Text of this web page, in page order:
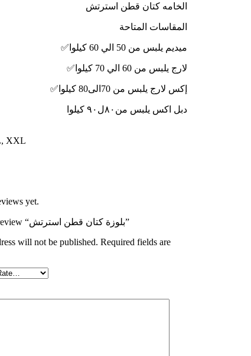
الخامه كتان قطن استرتش
المقاسات المتاحة
ميديم يلبس من 50 الي 60 كيلوا ✅
لارج يلبس من 60 الي 70 كيلوا ✅
إكس لارج يلبس من 70الى80 كيلوا ✅
دبل اكس يلبس من٨٠ل٩٠ كيلوا
XXL
yet.
Be the first to review “بلوزة كتان قطن استرتش”
will not be published. Required fields are